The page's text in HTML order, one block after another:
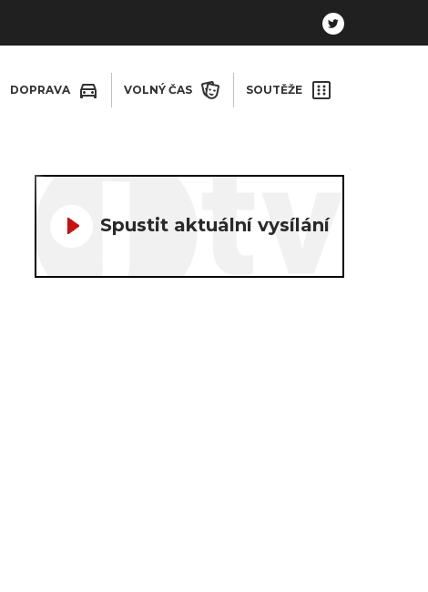
DOPRAVA VOLNÝ ČAS SOUTĚŽE
Spustit aktuální vysílání